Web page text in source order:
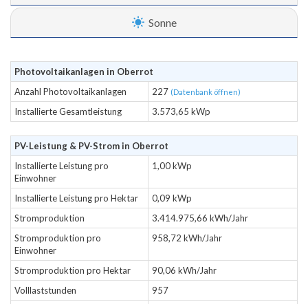
Sonne
Photovoltaikanlagen in Oberrot
Anzahl Photovoltaikanlagen
227 (Datenbank öffnen)
Installierte Gesamtleistung 3.573,65 kWp
PV-Leistung & PV-Strom in Oberrot
Installierte Leistung pro
Einwohner
1,00 kWp
Installierte Leistung pro Hektar
0,09 kWp
Stromproduktion
3.414.975,66 kWh/Jahr
Stromproduktion pro
Einwohner
958,72 kWh/Jahr
Stromproduktion pro Hektar
90,06 kWh/Jahr
Volllaststunden
957